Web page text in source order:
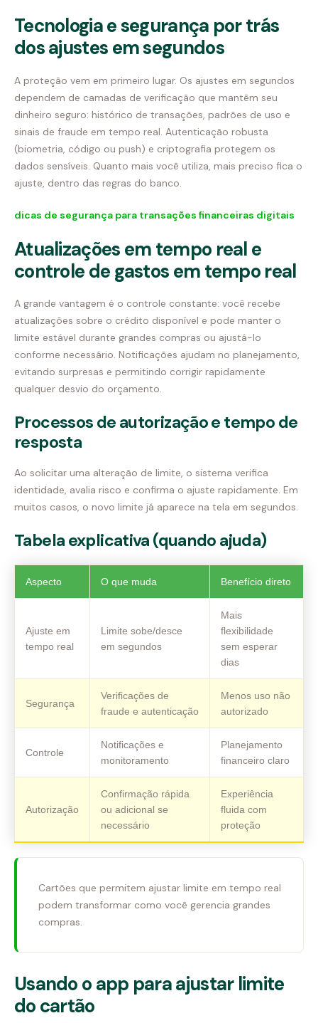
Tecnologia e segurança por trás
dos ajustes em segundos
A proteção vem em primeiro lugar. Os ajustes em segundos
dependem de camadas de verificação que mantêm seu
dinheiro seguro: histórico de transações, padrões de uso e
sinais de fraude em tempo real. Autenticação robusta
(biometria, código ou push) e criptografia protegem os
dados sensíveis. Quanto mais você utiliza, mais preciso fica o
ajuste, dentro das regras do banco.
dicas de segurança para transações financeiras digitais
Atualizações em tempo real e
controle de gastos em tempo real
A grande vantagem é o controle constante: você recebe
atualizações sobre o crédito disponível e pode manter o
limite estável durante grandes compras ou ajustá-lo
conforme necessário. Notificações ajudam no planejamento,
evitando surpresas e permitindo corrigir rapidamente
qualquer desvio do orçamento.
Processos de autorização e tempo de
resposta
Ao solicitar uma alteração de limite, o sistema verifica
identidade, avalia risco e confirma o ajuste rapidamente. Em
muitos casos, o novo limite já aparece na tela em segundos.
Tabela explicativa (quando ajuda)
Aspecto O que muda Benefício direto
Ajuste em
tempo real
Limite sobe/desce
em segundos
Mais
flexibilidade
sem esperar
dias
Segurança
Verificações de
fraude e autenticação
Menos uso não
autorizado
Controle
Notificações e
monitoramento
Planejamento
financeiro claro
Autorização
Confirmação rápida
ou adicional se
necessário
Experiência
fluida com
proteção
Cartões que permitem ajustar limite em tempo real
podem transformar como você gerencia grandes
compras.
Usando o app para ajustar limite
do cartão